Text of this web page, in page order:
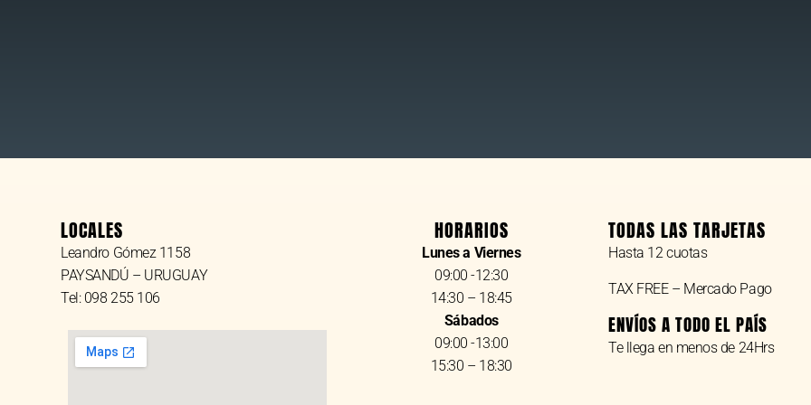
LOCALES
Leandro Gómez 1158
PAYSANDÚ – URUGUAY
Tel: 098 255 106
HORARIOS
Lunes a Viernes
09:00 -12:30
14:30 – 18:45
Sábados
09:00 -13:00
15:30 – 18:30
TODAS LAS TARJETAS
Hasta 12 cuotas
TAX FREE – Mercado Pago
ENVÍOS A TODO EL PAÍS
Te llega en menos de 24Hrs